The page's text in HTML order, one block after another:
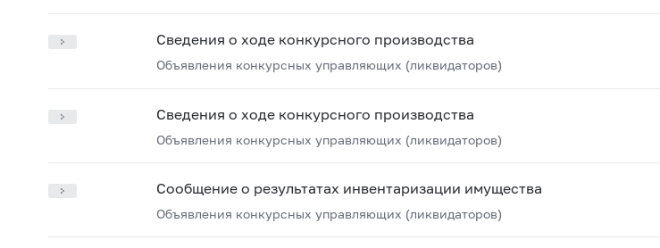
Сведения о ходе конкурсного производства
Объявления конкурсных управляющих (ликвидаторов)
Сведения о ходе конкурсного производства
Объявления конкурсных управляющих (ликвидаторов)
Сообщение о результатах инвентаризации имущества
Объявления конкурсных управляющих (ликвидаторов)